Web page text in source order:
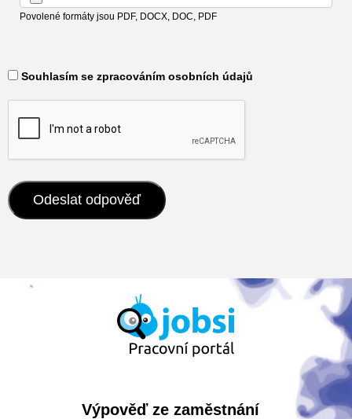
Povolené formáty jsou PDF, DOCX, DOC, PDF
​ Souhlasím se zpracováním osobních údajů
Výpověď ze zaměstnání